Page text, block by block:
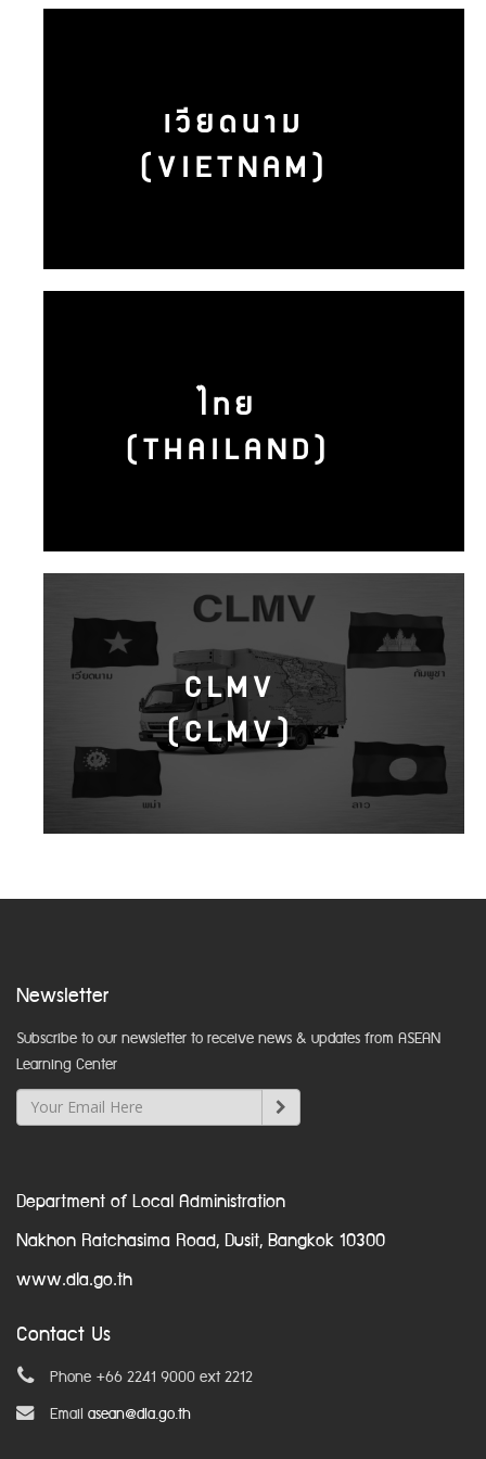
เวียดนาม
(VIETNAM)
ไทย
(THAILAND)
CLMV
(CLMV)
Newsletter
Subscribe to our newsletter to receive news & updates from ASEAN
Learning Center
Department of Local Administration
Nakhon Ratchasima Road, Dusit, Bangkok 10300
www.dla.go.th
Contact Us
Phone +66 2241 9000 ext 2212
Email asean@dla.go.th